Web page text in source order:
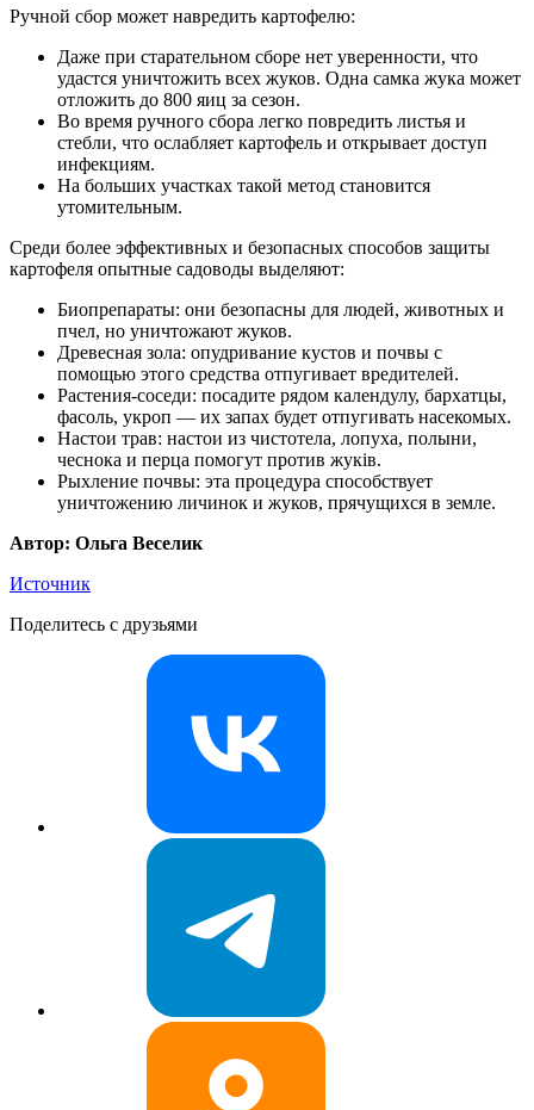
Ручной сбор может навредить картофелю:
Даже при старательном сборе нет уверенности, что
удастся уничтожить всех жуков. Одна самка жука может
отложить до 800 яиц за сезон.
Во время ручного сбора легко повредить листья и
стебли, что ослабляет картофель и открывает доступ
инфекциям.
На больших участках такой метод становится
утомительным.
Среди более эффективных и безопасных способов защиты
картофеля опытные садоводы выделяют:
Биопрепараты: они безопасны для людей, животных и
пчел, но уничтожают жуков.
Древесная зола: опудривание кустов и почвы с
помощью этого средства отпугивает вредителей.
Растения-соседи: посадите рядом календулу, бархатцы,
фасоль, укроп — их запах будет отпугивать насекомых.
Настои трав: настои из чистотела, лопуха, полыни,
чеснока и перца помогут против жуків.
Рыхление почвы: эта процедура способствует
уничтожению личинок и жуков, прячущихся в земле.
Автор: Ольга Веселик
Источник
Поделитесь с друзьями